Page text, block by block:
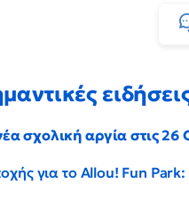
σχολική αργία στις
για το Allou! Fun